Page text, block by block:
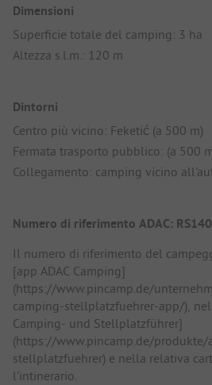
Dimensioni
Superficie totale del camping: 3 ha
Altezza s.l.m.: 120 m
Dintorni
Centro più vicino: Feketić (a 500 m)
Fermata trasporto pubblico: (a 500
Collegamento: camping vicino
Numero di riferimento ADAC:
Il numero di riferimento del
[app ADAC Camping]
(https://www.pincamp.de/
camping-stellplatzfuehrer-app/),
Camping- und Stellplatzführer]
(https://www.pincamp.de/produkte/
stellplatzfuehrer) e nella relativa
l'intinerario.